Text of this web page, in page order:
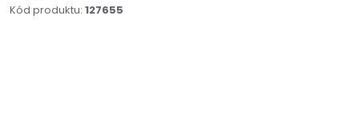
Kód produktu: 127655